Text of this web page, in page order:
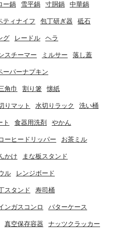
ー鍋 雪平鍋 寸胴鍋 中華鍋
ティナイフ 包丁研ぎ器 砥石
グ レードル ヘラ
スチーマー ミルサー 落し蓋
ーパーナプキン
角巾 割り箸 懐紙
りマット 水切りラック 洗い桶
ト 食器用洗剤 やかん
ーヒードリッパー お茶ミル
かけ まな板スタンド
ル レンジボード
スタンド 寿司桶
ンガスコンロ バターケース
真空保存容器 ナッツクラッカー